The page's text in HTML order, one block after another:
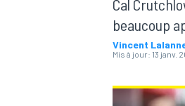
Cal
beaucoup
Vincent
Mis à jour: 13 janv.